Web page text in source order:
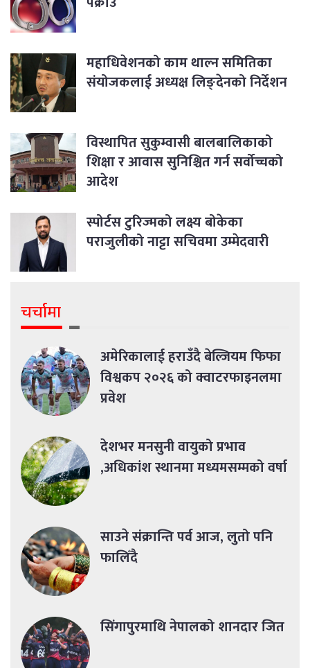
महाधिवेशनको काम थाल्न समितिका
संयोजकलाई अध्यक्ष लिङ्देनको निर्देशन
विस्थापित सुकुम्वासी बालबालिकाको
शिक्षा र आवास सुनिश्चित गर्न सर्वोच्चको
आदेश
स्पोर्टस टुरिज्मको लक्ष्य बोकेका
पराजुलीको नाट्टा सचिवमा उम्मेदवारी
चर्चामा
अमेरिकालाई हराउँदै बेल्जियम फिफा
विश्वकप २०२६ को क्वाटरफाइनलमा
प्रवेश
देशभर मनसुनी वायुको प्रभाव
,अधिकांश स्थानमा मध्यमसम्मको वर्षा
साउने संक्रान्ति पर्व आज, लुतो पनि
फालिँदै
सिंगापुरमाथि नेपालको शानदार जित